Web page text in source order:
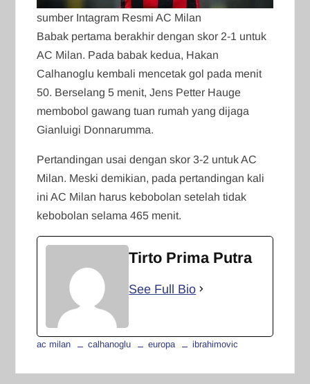
sumber Intagram Resmi AC Milan
Babak pertama berakhir dengan skor 2-1 untuk
AC Milan. Pada babak kedua, Hakan
Calhanoglu kembali mencetak gol pada menit
50. Berselang 5 menit, Jens Petter Hauge
membobol gawang tuan rumah yang dijaga
Gianluigi Donnarumma.
Pertandingan usai dengan skor 3-2 untuk AC
Milan. Meski demikian, pada pertandingan kali
ini AC Milan harus kebobolan setelah tidak
kebobolan selama 465 menit.
Tirto Prima Putra
See Full Bio
ac milan calhanoglu europa ibrahimovic